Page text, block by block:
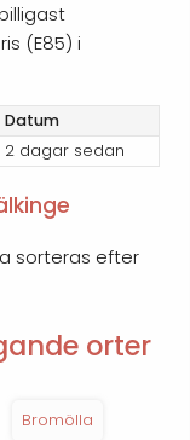
(E85) i
Datum
2 dagar sedan
sorteras efter
orter
Bromölla